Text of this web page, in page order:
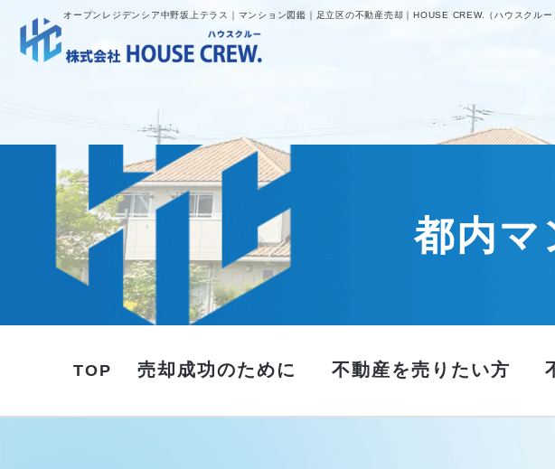
オープンレジデンシア中野坂上テラス｜マンション図鑑｜足立区の不動産売却｜HOUSE CREW.（ハウスクルー
都内マ
TOP 売却成功のために 不動産を売りたい方